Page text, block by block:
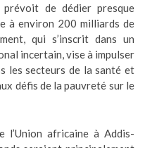
de dédier presque
à environ 200 milliards de
qui s’inscrit dans un
incertain, vise à impulser
les secteurs de la santé et
défis de la pauvreté sur le
l’Union africaine à Addis-